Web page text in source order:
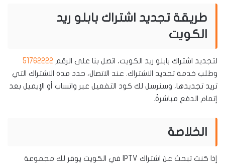
طريقة تجديد اشتراك بابلو ريد
الكويت
لتجديد اشتراك بابلو ريد الكويت، اتصل بنا على الرقم 51762222
وطلب خدمة تجديد الاشتراك. عند الاتصال، حدد مدة الاشتراك التي
تريد تجديدها، وسنرسل لك كود التفعيل عبر واتساب أو الإيميل بعد
إتمام الدفع مباشرةً.
الخلاصة
إذا كنت تبحث عن اشتراك IPTV في الكويت يوفر لك مجموعة